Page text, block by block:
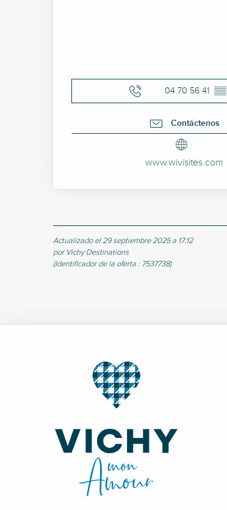
04 70 56 41 ▒▒
Contáctenos
www.wivisites.com
Actualizado el 29 septiembre 2025 a 17:12
por Vichy Destinations
(Identificador de la oferta : 7537738)